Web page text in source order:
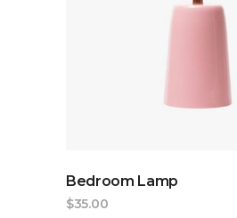
ADD TO CART
Bedroom Lamp
$35.00